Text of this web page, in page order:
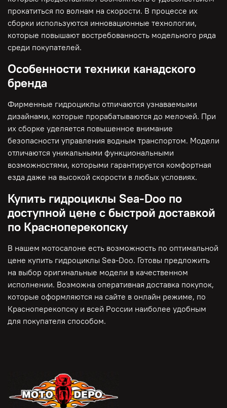
прокатиться по волнам на скорости. В процессе их
сборки используются инновационные технологии,
которые повышают востребованность модельного ряда
среди покупателей.
Особенности техники канадского
бренда
Фирменные гидроциклы отличаются узнаваемыми
дизайнами, которые прорабатываются до мелочей. При
их сборке уделяется повышенное внимание
безопасности управления водным транспортом. Модели
отличаются уникальными функциональными
возможностями, которыми гарантируется комфортная
езда даже на высокой скорости в любых условиях.
Купить гидроциклы Sea-Doo по
доступной цене с быстрой доставкой
по Красноперекопску
В нашем мотосалоне есть возможность по оптимальной
цене купить гидроциклы Sea-Doo. Готовы предложить
на выбор оригинальные модели в качественном
исполнении. Возможна оперативная доставка покупок,
которые оформляются на сайте в онлайн режиме, по
Красноперекопску и всей России наиболее удобным
для покупателя способом.